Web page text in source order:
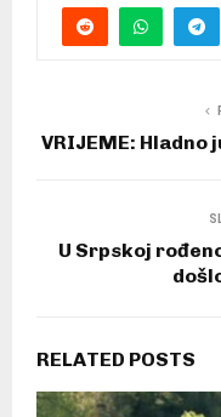
VRIJEME:
U Srpskoj
RELATED POSTS